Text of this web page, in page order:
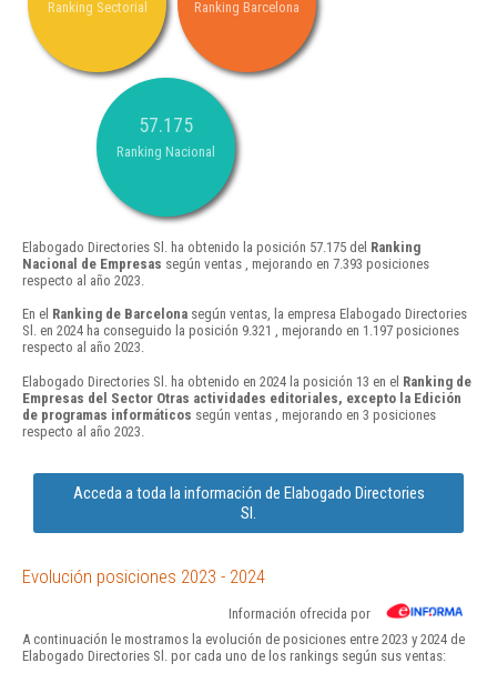
Ranking Sectorial Ranking Barcelona
57.175
Ranking Nacional
Elabogado Directories Sl. ha obtenido la posición 57.175 del Ranking
Nacional de Empresas según ventas , mejorando en 7.393 posiciones
respecto al año 2023.
En el Ranking de Barcelona según ventas, la empresa Elabogado Directories
Sl. en 2024 ha conseguido la posición 9.321 , mejorando en 1.197 posiciones
respecto al año 2023.
Elabogado Directories Sl. ha obtenido en 2024 la posición 13 en el Ranking de
Empresas del Sector Otras actividades editoriales, excepto la Edición
de programas informáticos según ventas , mejorando en 3 posiciones
respecto al año 2023.
Acceda a toda la información de Elabogado Directories
Sl.
Evolución posiciones 2023 - 2024
Información ofrecida por
A continuación le mostramos la evolución de posiciones entre 2023 y 2024 de
Elabogado Directories Sl. por cada uno de los rankings según sus ventas: